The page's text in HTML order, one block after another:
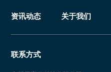
资讯动态 关于我们
联系方式